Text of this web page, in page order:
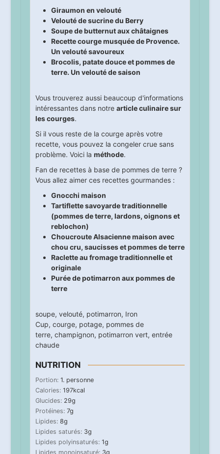
Giraumon en velouté
Velouté de sucrine du Berry
Soupe de butternut aux châtaignes
Recette courge musquée de Provence.
Un velouté savoureux
Brocolis, patate douce et pommes de
terre. Un velouté de saison
Vous trouverez aussi beaucoup d'informations
intéressantes dans notre article culinaire sur
les courges.
Si il vous reste de la courge après votre
recette, vous pouvez la congeler crue sans
problème. Voici la méthode.
Fan de recettes à base de pommes de terre ?
Vous allez aimer ces recettes gourmandes :
Gnocchi maison
Tartiflette savoyarde traditionnelle
(pommes de terre, lardons, oignons et
reblochon)
Choucroute Alsacienne maison avec
chou cru, saucisses et pommes de terre
Raclette au fromage traditionnelle et
originale
Purée de potimarron aux pommes de
terre
soupe, velouté, potimarron, Iron
Cup, courge, potage, pommes de
terre, champignon, potimarron vert, entrée
chaude
NUTRITION
Portion: 1. personne
Calories: 197kcal
Glucides: 29g
Protéines: 7g
Lipides: 8g
Lipides saturés: 3g
Lipides polyinsaturés: 1g
Lipides monoinsaturé: 3g